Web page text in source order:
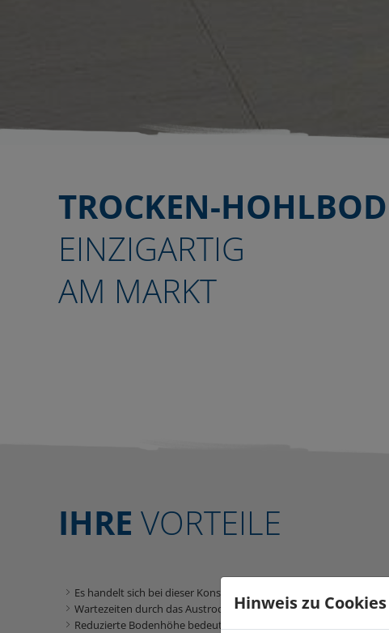
TROCKEN-
EINZIGARTIG
AM MARKT
IHRE VORTEILE
Es handelt sich bei dieser Konstruktion um 100%igen Trockenbau.
Wartezeiten durch das Austrocknen von Estrichflächen werden
Reduzierte Bodenhöhe bedeutet weniger Bauhöhe je Etage oder
Hinweis zu